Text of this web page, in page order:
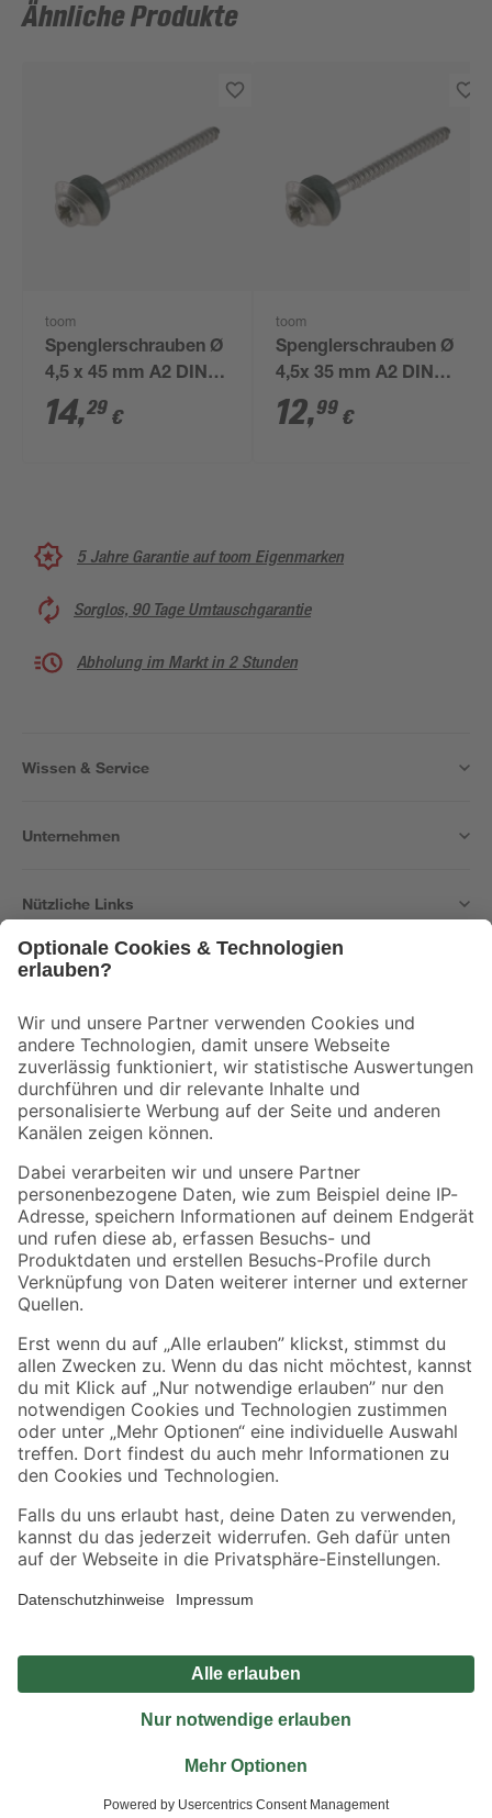
Ähnliche Produkte
toom
Spenglerschrauben Ø
4,5 x 45 mm A2 DIN
7995 25 Stück
14,29 €
toom
Spenglerschrauben Ø
4,5x 35 mm A2 DIN
7995 25 Stück
12,99 €
5 Jahre Garantie auf toom Eigenmarken
Sorglos, 90 Tage Umtauschgarantie
Abholung im Markt in 2 Stunden
Wissen & Service
Unternehmen
Nützliche Links
Der toom Newsletter: Keine Angebote und Aktionen mehr verpassen!
Zur Newsletter Anmeldung
Folge uns
Zahlungsarten Versandarten
Sicher einkaufen
Jetzt die toom-App herunterladen
Alle Preisangaben in EUR inkl. gesetzl. MwSt.. Die dargestellten Angebote sind unter
Umständen nicht in allen Märkten verfügbar. Die angegebenen Verfügbarkeiten beziehen
Produkte nur solange der Vorrat reicht.
*Paketversand ab 59 € versandkostenfrei, gilt nicht für Artikel mit Speditionsversand, hier
Privatsphäre Impressum
Nutzungsbedingungen
Widerrufsrecht
Vertrag widerrufen
© 2026 toom Baumarkt GmbH